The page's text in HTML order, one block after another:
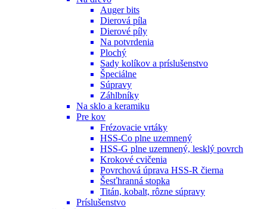
Auger bits
Dierová píla
Dierové píly
Na potvrdenia
Plochý
Sady kolíkov a príslušenstvo
Špeciálne
Súpravy
Záhlbníky
Na sklo a keramiku
Pre kov
Frézovacie vrtáky
HSS-Co plne uzemnený
HSS-G plne uzemnený, lesklý povrch
Krokové cvičenia
Povrchová úprava HSS-R čierna
Šesťhranná stopka
Titán, kobalt, rôzne súpravy
Príslušenstvo